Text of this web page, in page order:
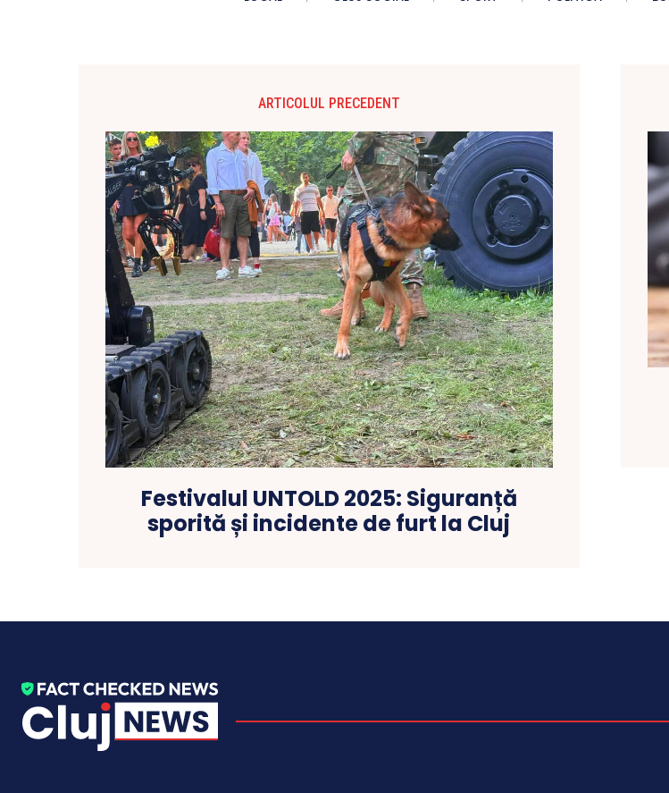
ARTICOLUL PRECEDENT
Festivalul UNTOLD 2025: Siguranță
sporită și incidente de furt la Cluj